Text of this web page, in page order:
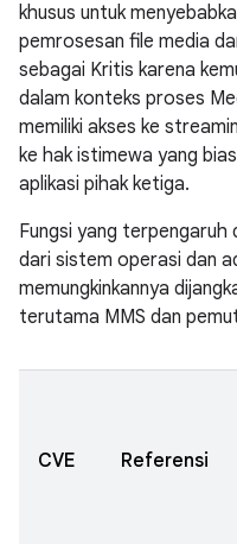
khusus untuk
pemrosesan file media
sebagai Kritis karena
dalam konteks proses
memiliki akses ke
ke hak istimewa yang
aplikasi pihak ketiga.
Fungsi yang terpengaruh
dari sistem operasi dan
memungkinkannya
terutama MMS dan
CVE Referensi